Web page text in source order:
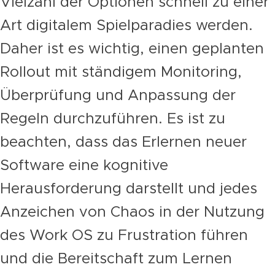
Art digitalem Spielparadies werden.
Daher ist es wichtig, einen geplanten
Rollout mit ständigem Monitoring,
Überprüfung und Anpassung der
Regeln durchzuführen. Es ist zu
beachten, dass das Erlernen neuer
Software eine kognitive
Herausforderung darstellt und jedes
Anzeichen von Chaos in der Nutzung
des Work OS zu Frustration führen
und die Bereitschaft zum Lernen